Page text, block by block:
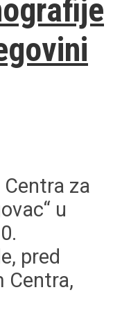
za
u
pred
Centra,